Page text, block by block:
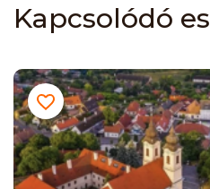
Kapcsolódó